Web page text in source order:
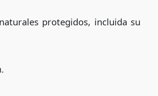
protegidos, incluida su